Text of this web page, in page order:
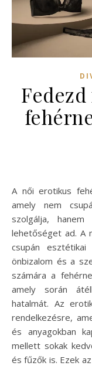
A női erotikus fehérneműk világa izgalmas és sokszínű,
amely nem
szolgálja,
lehetőséget ad. A
csupán
önbizalom és a
számára a
amely során
hatalmát. Az
rendelkezésre,
és anyagokban
mellett sokak
és fűzők is. Ezek